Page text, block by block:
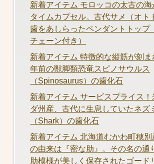
新着アイテム モロッコの太古の海
タイムカプセル。古代サメ（オト
歯をあしらったペンダントトップ
チェーン付き）
新着アイテム 特徴的な縦筋が刻
年前の獣脚類恐竜スピノサウルス
（Spinosaurus）の歯化石
新着アイテム サービスプライス！
ダ州産、古代に生息していたネズ
（Shark）の歯化石
新着アイテム 北海道むかわ町穂
の由来は『密な肋』。その名の通
肋模様が美しく保存されたゴード